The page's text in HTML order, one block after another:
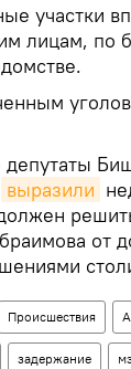
участки
лицам, по
выразили
от
Происшествия
задержание